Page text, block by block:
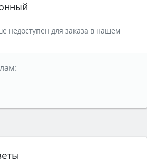
недоступен для заказа в нашем